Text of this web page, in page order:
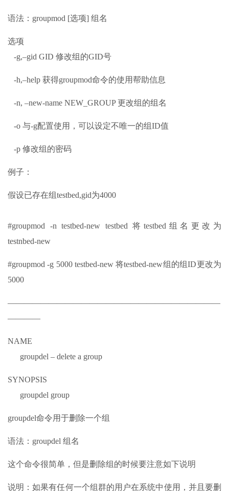
语法：groupmod [选项] 组名
选项
-g,–gid GID 修改组的GID号
-h,–help 获得groupmod命令的使用帮助信息
-n, –new-name NEW_GROUP 更改组的组名
-o 与-g配置使用，可以设定不唯一的组ID值
-p 修改组的密码
例子：
假设已存在组testbed,gid为4000
#groupmod -n testbed-new testbed 将testbed组名更改为
testnbed-new
#groupmod -g 5000 testbed-new 将testbed-new组的组ID更改为
5000
——————————————————————————
————
NAME
groupdel – delete a group
SYNOPSIS
groupdel group
groupdel命令用于删除一个组
语法：groupdel 组名
这个命令很简单，但是删除组的时候要注意如下说明
说明：如果有任何一个组群的用户在系统中使用，并且要删